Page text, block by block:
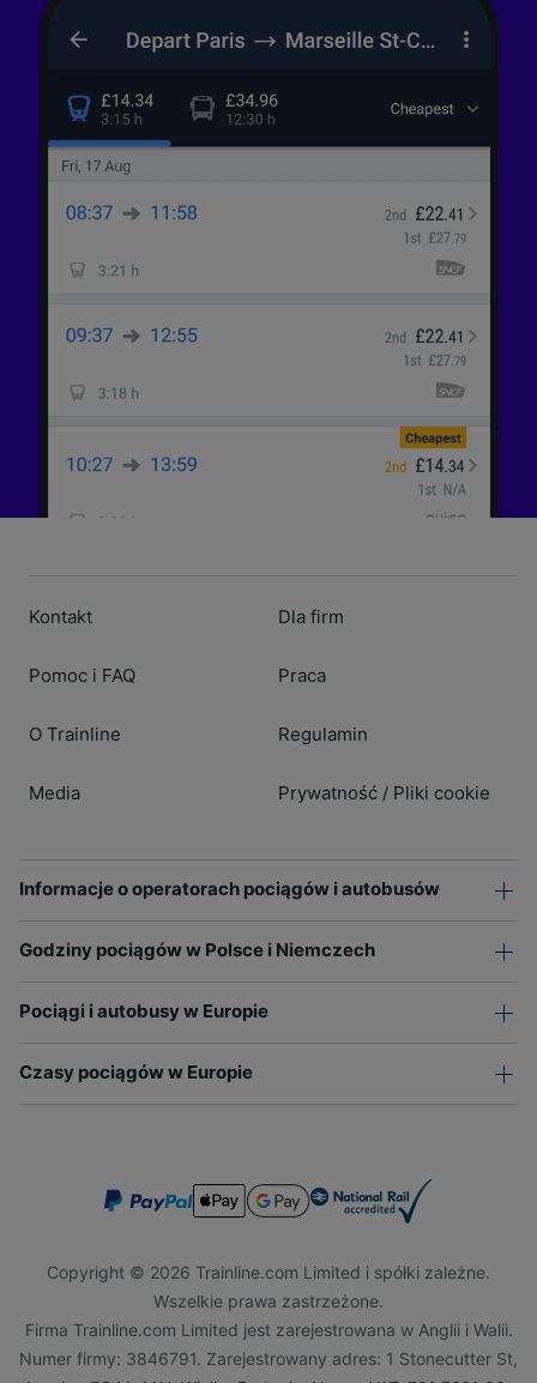
Kontakt
Pomoc i FAQ
O Trainline
Media
Dla firm
Praca
Regulamin
Prywatność / Pliki cookie
Informacje o operatorach pociągów i autobusów
Godziny pociągów w Polsce i Niemczech
Pociągi i autobusy w Europie
Czasy pociągów w Europie
Copyright © 2026 Trainline.com Limited i spółki zależne.
Wszelkie prawa zastrzeżone.
Firma Trainline.com Limited jest zarejestrowana w Anglii i Walii.
Numer firmy: 3846791. Zarejestrowany adres: 1 Stonecutter St,